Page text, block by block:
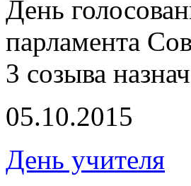
День
парламента
3 созыва
05.10.2015
День учителя